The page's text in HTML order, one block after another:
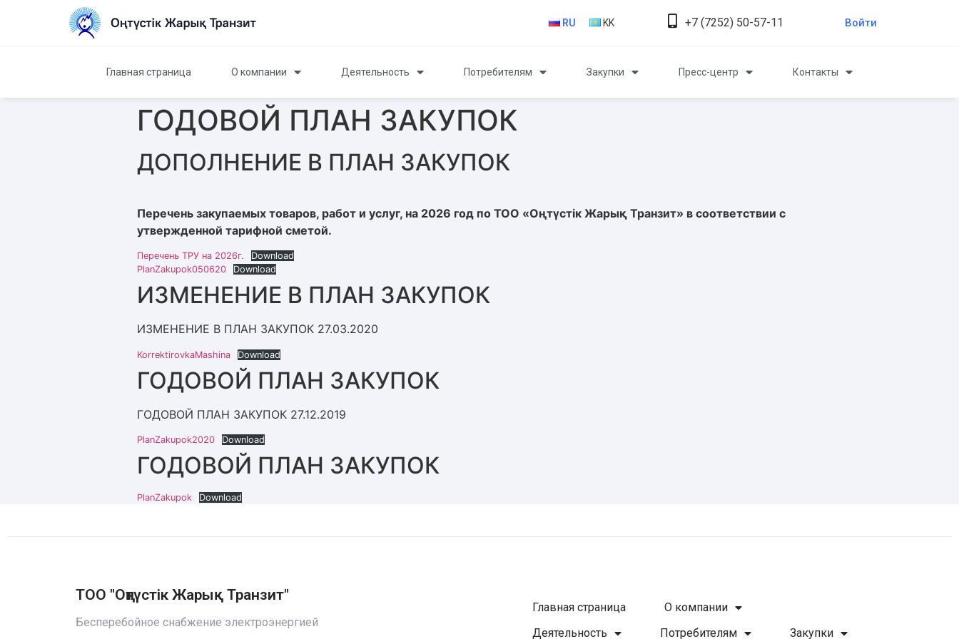
RU KK +7 (7252) 50-57-11 Войти
Главная страница О компании Деятельность Потребителям Закупки Пресс-центр Контакты
ГОДОВОЙ ПЛАН ЗАКУПОК
ДОПОЛНЕНИЕ В ПЛАН ЗАКУПОК
Перечень закупаемых товаров, работ и услуг, на 2026 год по ТОО «Оңтүстік Жарық Транзит» в соответствии с
утвержденной тарифной сметой.
Перечень ТРУ на 2026г.
Download
PlanZakupok050620
Download
ИЗМЕНЕНИЕ В ПЛАН ЗАКУПОК
ИЗМЕНЕНИЕ В ПЛАН ЗАКУПОК 27.03.2020
KorrektirovkaMashina Download
ГОДОВОЙ ПЛАН ЗАКУПОК
ГОДОВОЙ ПЛАН ЗАКУПОК 27.12.2019
PlanZakupok2020 Download
ГОДОВОЙ ПЛАН ЗАКУПОК
PlanZakupok Download
ТОО "Оңтүстiк Жарық Транзит"
Бесперебойное снабжение электроэнергией
Главная страница
О компании
Деятельность
Потребителям Закупки